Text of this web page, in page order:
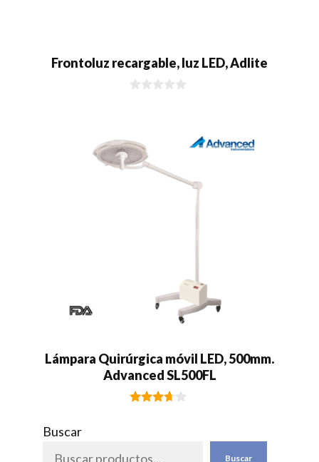
Frontoluz recargable, luz LED, Adlite
Lámpara Quirúrgica móvil LED, 500mm.
Advanced SL500FL
Buscar
Buscar